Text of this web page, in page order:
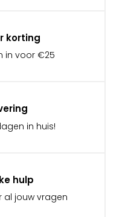
korting
in voor €25
in huis!
hulp
al jouw vragen